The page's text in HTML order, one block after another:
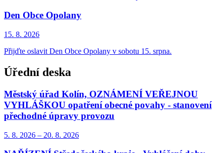
Den Obce Opolany
15. 8. 2026
Přijďte oslavit Den Obce Opolany v sobotu 15. srpna.
Úřední deska
Městský úřad Kolín, OZNÁMENÍ VEŘEJNOU
VYHLÁŠKOU opatření obecné povahy - stanovení
přechodné úpravy provozu
5. 8. 2026 – 20. 8. 2026